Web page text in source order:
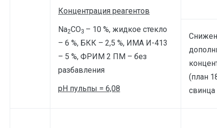
Концентрация реагентов
Na2CO3 – 10 %, жидкое стекло
– 6 %, БКК – 2,5 %, ИМА И-413
– 5 %, ФРИМ 2 ПМ – без
разбавления
рН пульпы = 6,08
(план
свинца